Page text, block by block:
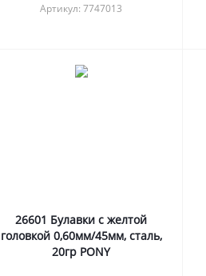
Артикул: 7747013
26601 Булавки с желтой
головкой 0,60мм/45мм, сталь,
20гр PONY